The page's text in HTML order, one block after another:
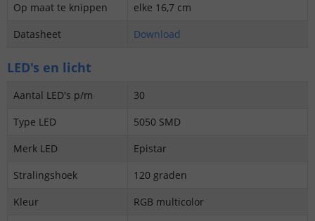
Op maat te knippen
elke 16,7 cm
Datasheet
Download
LED's en licht
Aantal LED's p/m
30
Type LED
5050 SMD
Merk LED
Epistar
Stralingshoek
120 graden
Kleur
RGB multicolor